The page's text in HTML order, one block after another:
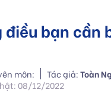
điều bạn cần
môn: Tác giả:Toàn
08/12/2022